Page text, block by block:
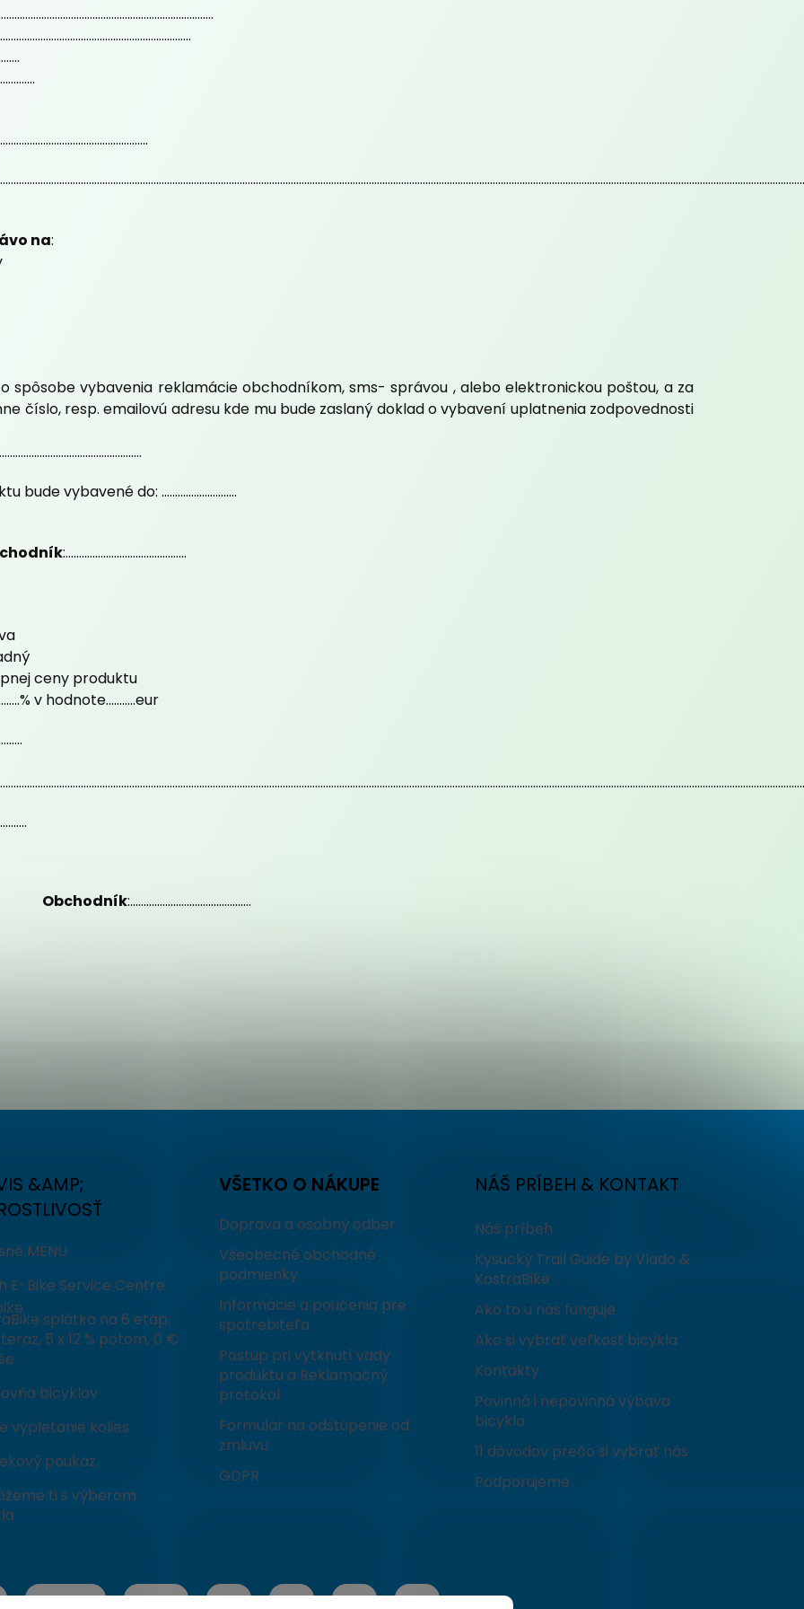
na:
spôsobe vybavenia reklamácie obchodníkom, sms- správou , alebo elektronickou poštou, a za
číslo, resp. emailovú adresu kde mu bude zaslaný doklad o vybavení uplatnenia zodpovednosti
vybavené do: ............................
:.............................................
ceny produktu
v hodnote...........eur
Obchodník:.............................................
&AMP;
MENU
E-Bike Service Centre
splátka na 6 etáp:
5 x 12 % potom, 0 €
bicyklov
vypletanie kolies
poukaz
ti s výberom
VŠETKO O NÁKUPE
Doprava a osobný odber
Všeobecné obchodné
podmienky
Informácie a poučenia pre
spotrebiteľa
Postup pri vytknutí vady
produktu a Reklamačný
protokol
Formulár na odstúpenie od
zmluvu
GDPR
NÁŠ PRÍBEH & KONTAKT
Náš príbeh
Kysucký Trail Guide by Vlado &
KostraBike
Ako to u nás funguje
Ako si vybrať veľkosť bicykla
Kontakty
Povinná i nepovinná výbava
bicykla
11 dôvodov prečo si vybrať nás
Podporujeme